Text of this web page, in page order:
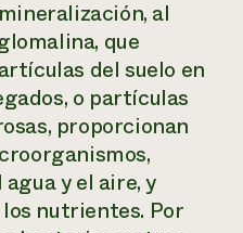
al
que
del suelo en
o partículas
proporcionan
y el aire, y
nutrientes. Por